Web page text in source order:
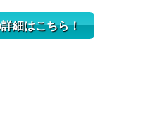
細はこちら！